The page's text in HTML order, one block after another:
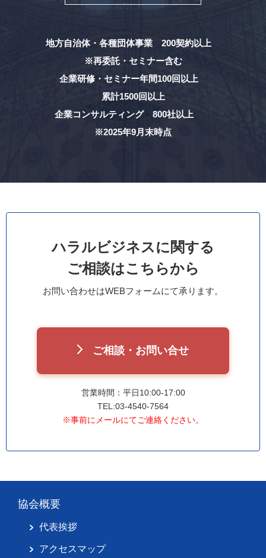
地方自治体・各種団体事業 200契約以上
※再委託・セミナー含む
企業研修・セミナー年間100回以上
累計1500回以上
企業コンサルティング 800社以上
※2025年9月末時点
ハラルビジネスに関する
ご相談はこちらから
お問い合わせはWEBフォームにて承ります。
ご相談・お問い合せ
営業時間：平日10:00-17:00
TEL:03-4540-7564
※事前にメールにてご連絡ください。
協会概要
代表挨拶
アクセスマップ